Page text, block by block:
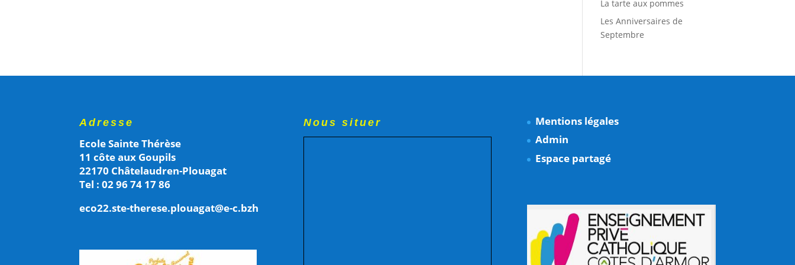
La tarte aux pommes
Les Anniversaires de
Septembre
Adresse
Ecole Sainte Thérèse
11 côte aux Goupils
22170 Châtelaudren-Plouagat
Tel : 02 96 74 17 86
eco22.ste-therese.plouagat@e-c.bzh
Nous situer
Mentions légales
Admin
Espace partagé